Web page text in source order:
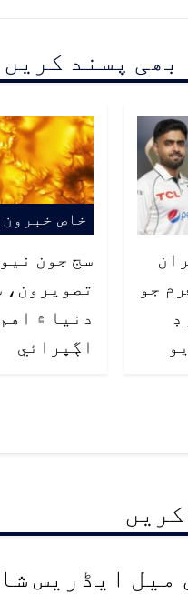
بھی پسند کریں
جو
خاص خبرون
سج جون
تصويرون،
دنيا ۾ اهم
اڳڀرائي
میل ایڈریس